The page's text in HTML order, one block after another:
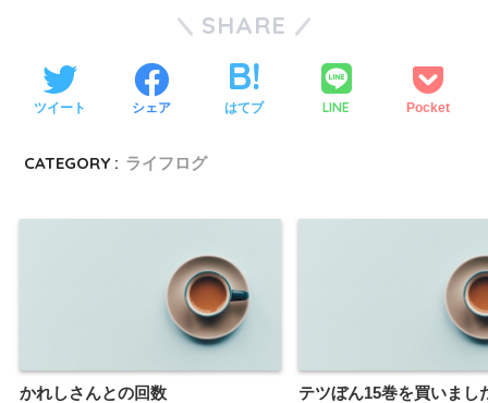
SHARE
ツイート シェア はてブ LINE Pocket
CATEGORY : ライフログ
かれしさんとの回数 テツぼん15巻を買いまし